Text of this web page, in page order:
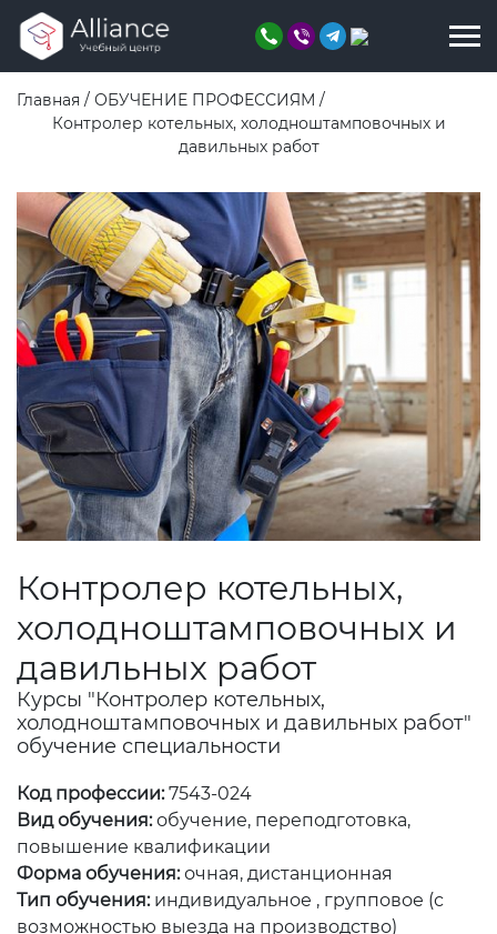
Главная / ОБУЧЕНИЕ ПРОФЕССИЯМ /
Контролер котельных, холодноштамповочных и
давильных работ
Контролер котельных,
холодноштамповочных и
давильных работ
Курсы "Контролер котельных,
холодноштамповочных и давильных работ"
обучение специальности
Код профессии:7543-024
Вид обучения: обучение, переподготовка,
повышение квалификации
Форма обучения: очная, дистанционная
Тип обучения: индивидуальное , групповое (с
возможностью выезда на производство)